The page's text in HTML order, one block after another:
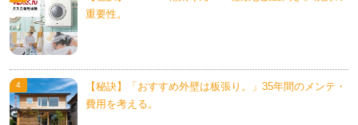
重要性。
【秘訣】「おすすめ外壁は板張り。」35年間のメンテ・
費用を考える。